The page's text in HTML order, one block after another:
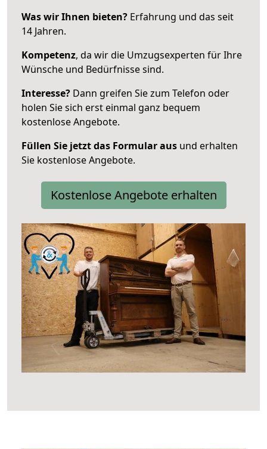
Was wir Ihnen bieten? Erfahrung und das seit
14 Jahren.
Kompetenz, da wir die Umzugsexperten für Ihre
Wünsche und Bedürfnisse sind.
Interesse? Dann greifen Sie zum Telefon oder
holen Sie sich erst einmal ganz bequem
kostenlose Angebote.
Füllen Sie jetzt das Formular aus und erhalten
Sie kostenlose Angebote.
Kostenlose Angebote erhalten